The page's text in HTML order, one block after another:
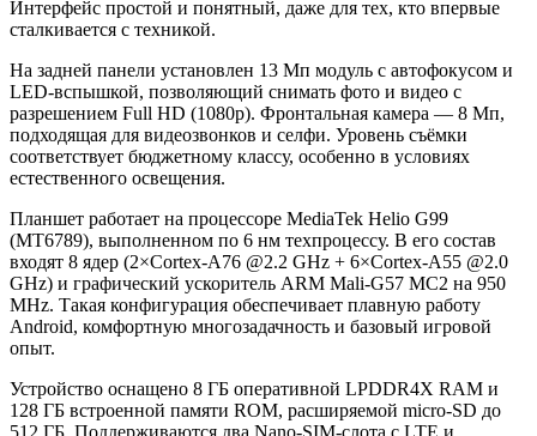
Интерфейс простой и понятный, даже для тех, кто впервые
сталкивается с техникой.
На задней панели установлен 13 Мп модуль с автофокусом и
LED‑вспышкой, позволяющий снимать фото и видео с
разрешением Full HD (1080p). Фронтальная камера — 8 Мп,
подходящая для видеозвонков и селфи. Уровень съёмки
соответствует бюджетному классу, особенно в условиях
естественного освещения.
Планшет работает на процессоре MediaTek Helio G99
(MT6789), выполненном по 6 нм техпроцессу. В его состав
входят 8 ядер (2×Cortex‑A76 @2.2 GHz + 6×Cortex‑A55 @2.0
GHz) и графический ускоритель ARM Mali‑G57 MC2 на 950
MHz. Такая конфигурация обеспечивает плавную работу
Android, комфортную многозадачность и базовый игровой
опыт.
Устройство оснащено 8 ГБ оперативной LPDDR4X RAM и
128 ГБ встроенной памяти ROM, расширяемой micro‑SD до
512 ГБ. Поддерживаются два Nano‑SIM‑слота с LTE и